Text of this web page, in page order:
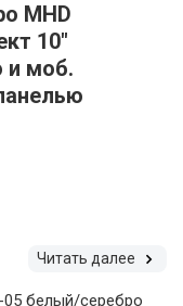
MHD
10"
и моб.
Читать далее
белый/серебро